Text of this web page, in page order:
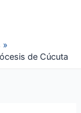
de Cúcuta